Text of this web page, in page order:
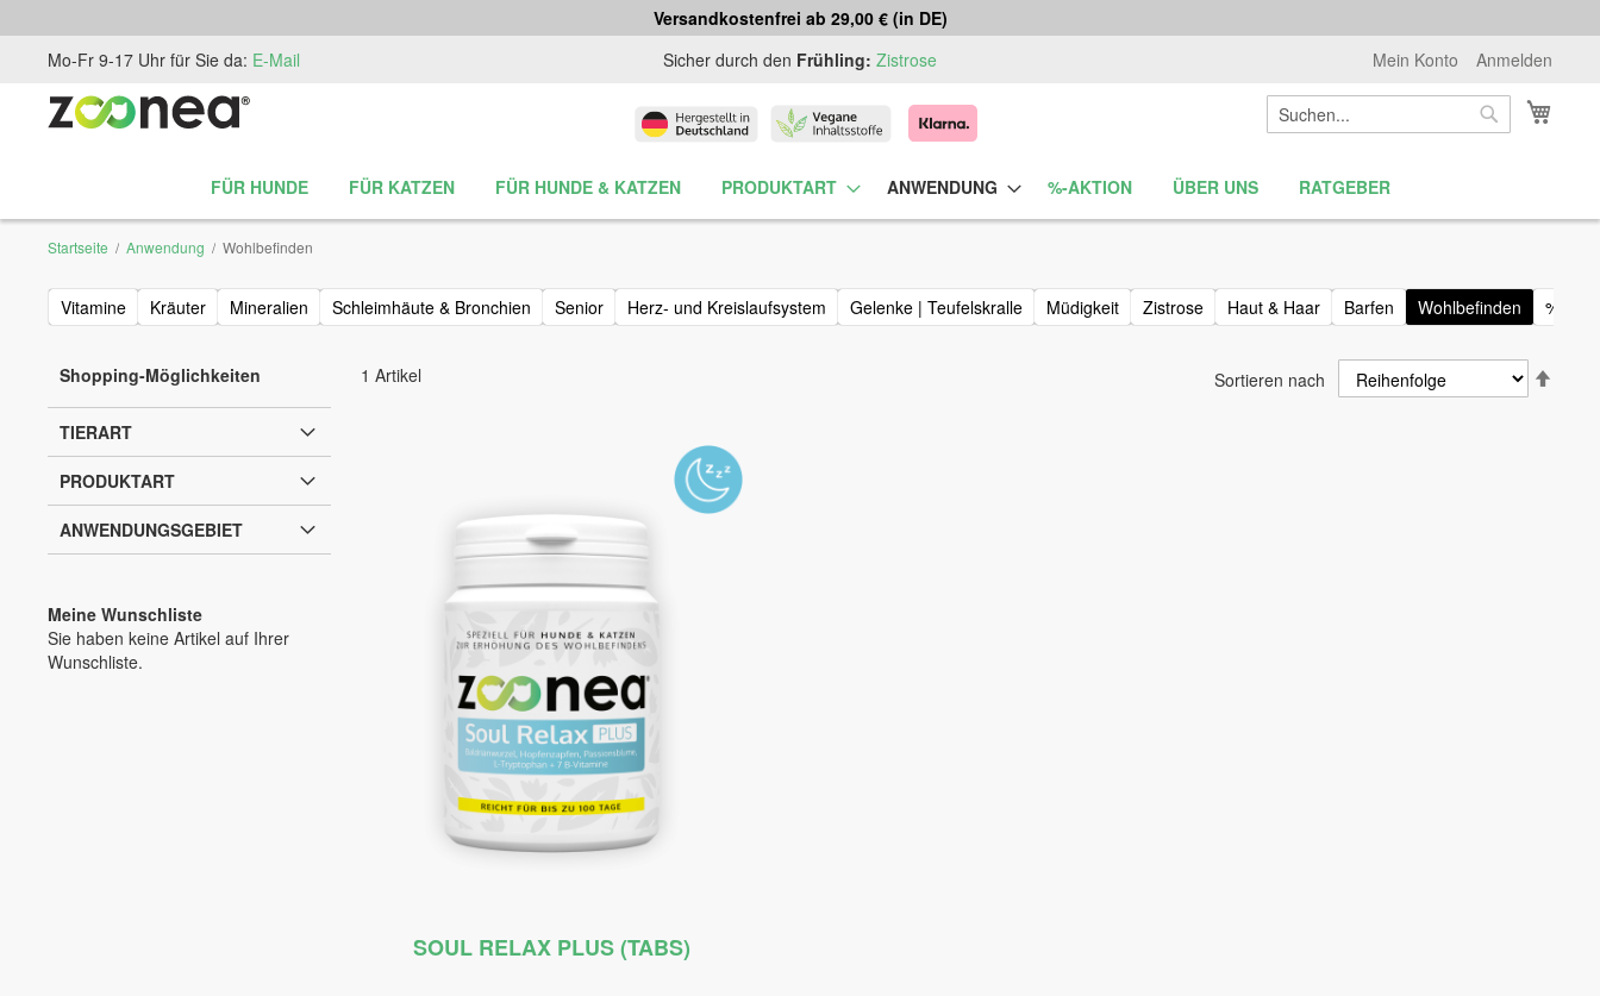
Versandkostenfrei ab 29,00 € (in DE)
Mein Konto
Anmelden
Zum
springen
Mo-Fr 9-17 Uhr für Sie da: E-Mail Sicher durch den Frühling: Zistrose
Suche
Suche
FÜR HUNDE FÜR KATZEN FÜR HUNDE & KATZEN PRODUKTART ANWENDUNG %-AKTION ÜBER UNS RATGEBER
Startseite Anwendung Wohlbefinden
Vitamine Kräuter Mineralien Schleimhäute & Bronchien Senior Herz- und Kreislaufsystem Gelenke | Teufelskralle Müdigkeit Zistrose Haut & Haar Barfen Wohlbefinden %-
1 Artikel Sortieren nach
SOUL RELAX PLUS (TABS)
Shopping-Möglichkeiten
TIERART
PRODUKTART
ANWENDUNGSGEBIET
Meine Wunschliste
Sie haben keine Artikel auf Ihrer
Wunschliste.